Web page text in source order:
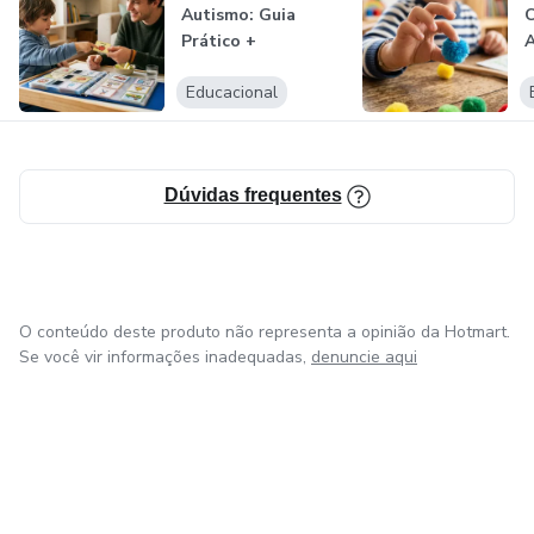
Autismo: Guia
Prático +
Educacional
Dúvidas frequentes
O conteúdo deste produto não representa a opinião da Hotmart.
Se você vir informações inadequadas, denuncie aqui